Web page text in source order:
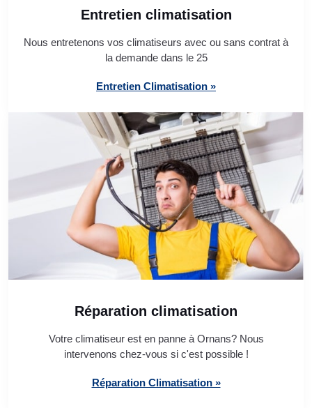
Entretien climatisation
Nous entretenons vos climatiseurs avec ou sans contrat à
la demande dans le 25
Entretien Climatisation »
Réparation climatisation
Votre climatiseur est en panne à Ornans? Nous
intervenons chez-vous si c'est possible !
Réparation Climatisation »